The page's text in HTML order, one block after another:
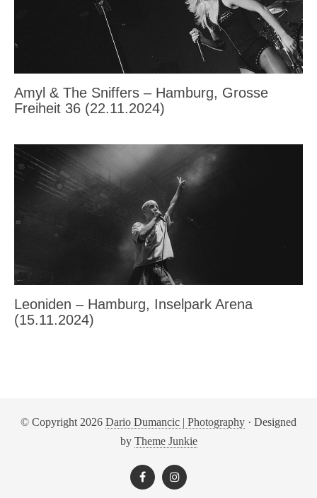
Amyl & The Sniffers – Hamburg, Grosse
Freiheit 36 (22.11.2024)
Leoniden – Hamburg, Inselpark Arena
(15.11.2024)
© Copyright 2026 Dario Dumancic | Photography · Designed
by Theme Junkie